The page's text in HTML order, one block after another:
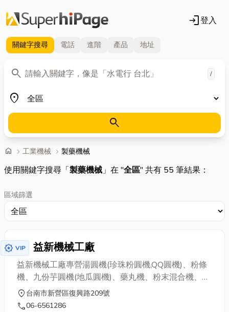
login登入
關鍵字搜尋 電話 進階 產品 地址
search
關鍵字 /
place
地區
search
home 首頁
chevron_right 工業機械 chevron_right 製藥機械
使用關鍵字搜尋「製藥機械」在 "全區" 共有 55 筆結果：
區域篩選
award_star VIP 益新機械工廠
益新機械工廠專營湯圓機(珍珠粉圓機,QQ圓機)、粉條
機、九份芋圓機(地瓜圓機)、藥丸機、粉末混合機、練
合機、螺旋練粘機、磨光機、糖衣機、乾燥機等機
械。
location_on 台南市新營區復興路209號
call06-6561286